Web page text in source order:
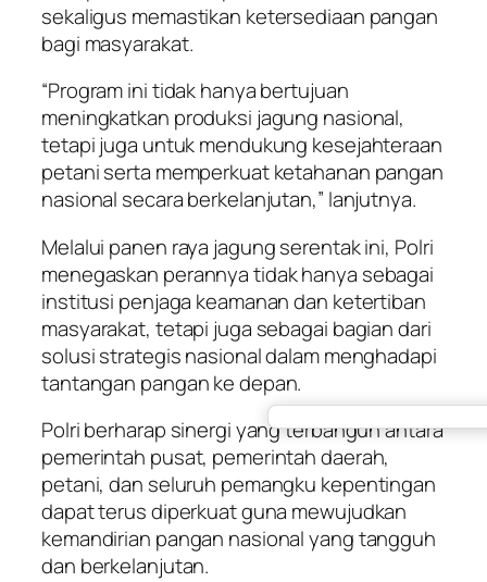
sekaligus memastikan ketersediaan pangan
bagi masyarakat.
“Program ini tidak hanya bertujuan
meningkatkan produksi jagung nasional,
tetapi juga untuk mendukung kesejahteraan
petani serta memperkuat ketahanan pangan
nasional secara berkelanjutan,” lanjutnya.
Melalui panen raya jagung serentak ini, Polri
menegaskan perannya tidak hanya sebagai
institusi penjaga keamanan dan ketertiban
masyarakat, tetapi juga sebagai bagian dari
solusi strategis nasional dalam menghadapi
tantangan pangan ke depan.
Polri berharap sinergi yang terbangun antara
pemerintah pusat, pemerintah daerah,
petani, dan seluruh pemangku kepentingan
dapat terus diperkuat guna mewujudkan
kemandirian pangan nasional yang tangguh
dan berkelanjutan.